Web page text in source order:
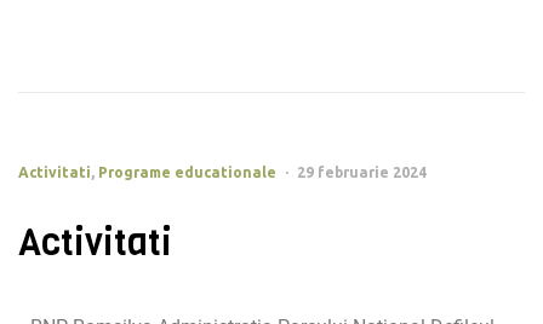
Activitati, Programe educationale 29 februarie 2024
Activitati